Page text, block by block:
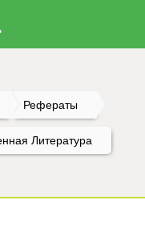
Рефераты
Литература